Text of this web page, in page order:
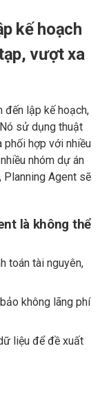
kế hoạch
vượt xa
đến lập kế hoạch,
sử dụng thuật
hợp với nhiều
nhóm dự án
Planning Agent sẽ
là không thể
toán tài nguyên,
không lãng phí
liệu để đề xuất